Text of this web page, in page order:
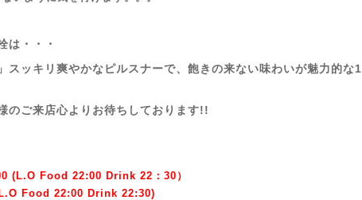
は・・・
スッキリ爽やかなピルスナーで、飽きの来ない味わいが魅力的な1
のご来店心よりお待ちしております!!
(L.O Food 22:00 Drink 22：30）
L.O Food 22:00 Drink 22:30)